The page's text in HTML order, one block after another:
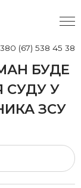
(67) 538 45 38
БУДЕ
СУДУ У
ЗСУ